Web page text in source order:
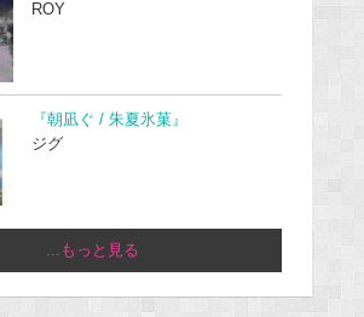
ROY
『朝凪ぐ / 朱夏氷菓』
ジグ
...もっと見る